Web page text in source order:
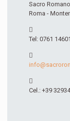
Sacro
Roma -
Tel: 0761
Cel.: +39